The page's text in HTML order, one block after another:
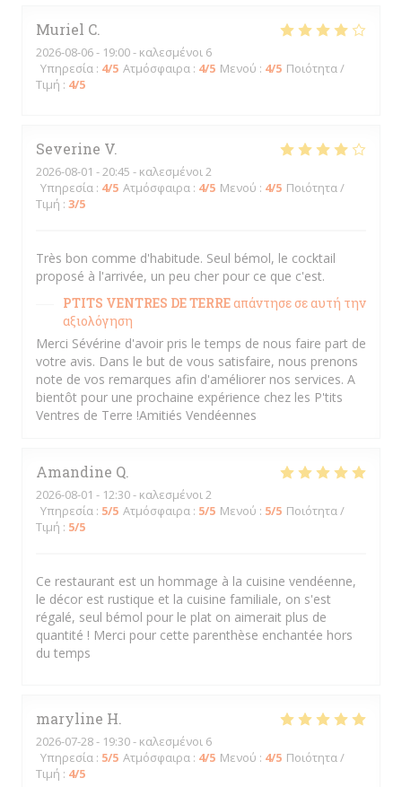
Muriel C
2026-08-06- 19:00 - καλεσμένοι 6
Υπηρεσία : 4/5 Ατμόσφαιρα : 4/5 Μενού : 4/5 Ποιότητα /
Τιμή : 4/5
Severine V
2026-08-01 - 20:45 - καλεσμένοι 2
Υπηρεσία : 4/5 Ατμόσφαιρα : 4/5 Μενού : 4/5 Ποιότητα /
Τιμή : 3/5
Très bon comme d'habitude. Seul bémol, le cocktail
proposé à l'arrivée, un peu cher pour ce que c'est.
PTITS VENTRES DE TERREαπάντησε σε αυτή την
αξιολόγηση
Merci Sévérine d'avoir pris le temps de nous faire part de
votre avis. Dans le but de vous satisfaire, nous prenons
note de vos remarques afin d'améliorer nos services. A
bientôt pour une prochaine expérience chez les P'tits
Ventres de Terre !Amitiés Vendéennes
Amandine Q
2026-08-01 - 12:30 - καλεσμένοι 2
Υπηρεσία : 5/5 Ατμόσφαιρα : 5/5 Μενού : 5/5 Ποιότητα /
Τιμή : 5/5
Ce restaurant est un hommage à la cuisine vendéenne,
le décor est rustique et la cuisine familiale, on s'est
régalé, seul bémol pour le plat on aimerait plus de
quantité ! Merci pour cette parenthèse enchantée hors
du temps
maryline H
2026-07-28- 19:30 - καλεσμένοι 6
Υπηρεσία : 5/5 Ατμόσφαιρα : 4/5 Μενού : 4/5 Ποιότητα /
Τιμή : 4/5